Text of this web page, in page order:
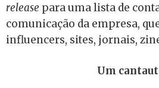
release para uma lista de
comunicação da empresa,
influencers, sites, jornais,
Um